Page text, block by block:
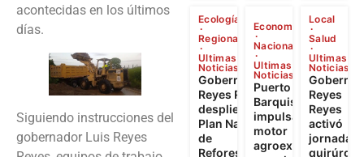
acontecidas en los últimos
días.
Siguiendo instrucciones del
gobernador Luis Reyes
Ecología
Regional
Ultimas
Noticias
Gobernador
Reyes Reyes
despliega
Plan Nacional
de
Reforestación
Economía
Nacional
Ultimas
Noticias
Puerto Seco de
Barquisimeto
impulsa el
motor
agroexportador
Local
Salud
Ultimas
Noticias
Reyes
Reyes
activó
jornadas